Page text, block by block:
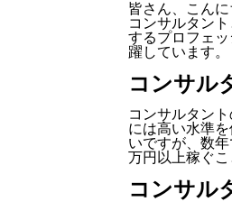
皆さん、こん
コンサルタン
するプロフェ
躍しています。
コンサル
コンサルタン
には高い水準
いですが、数
万円以上稼ぐこ
コンサル